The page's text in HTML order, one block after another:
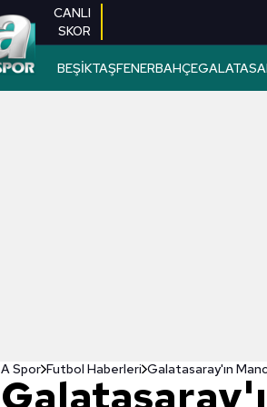
CANLI
SKOR
BEŞİKTAŞFENERBAHÇE
A Spor Futbol Haberleri Galatasaray'ın